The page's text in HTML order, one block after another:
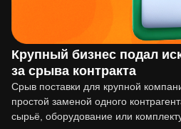
Крупный бизнес подал
за срыва контракта
Срыв поставки для крупной
простой заменой одного
сырьё, оборудование или